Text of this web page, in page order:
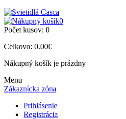
0
Počet kusov: 0
Celkovo: 0.00€
Nákupný košík je prázdny
Menu
Zákaznícka zóna
Prihlásenie
Registrácia